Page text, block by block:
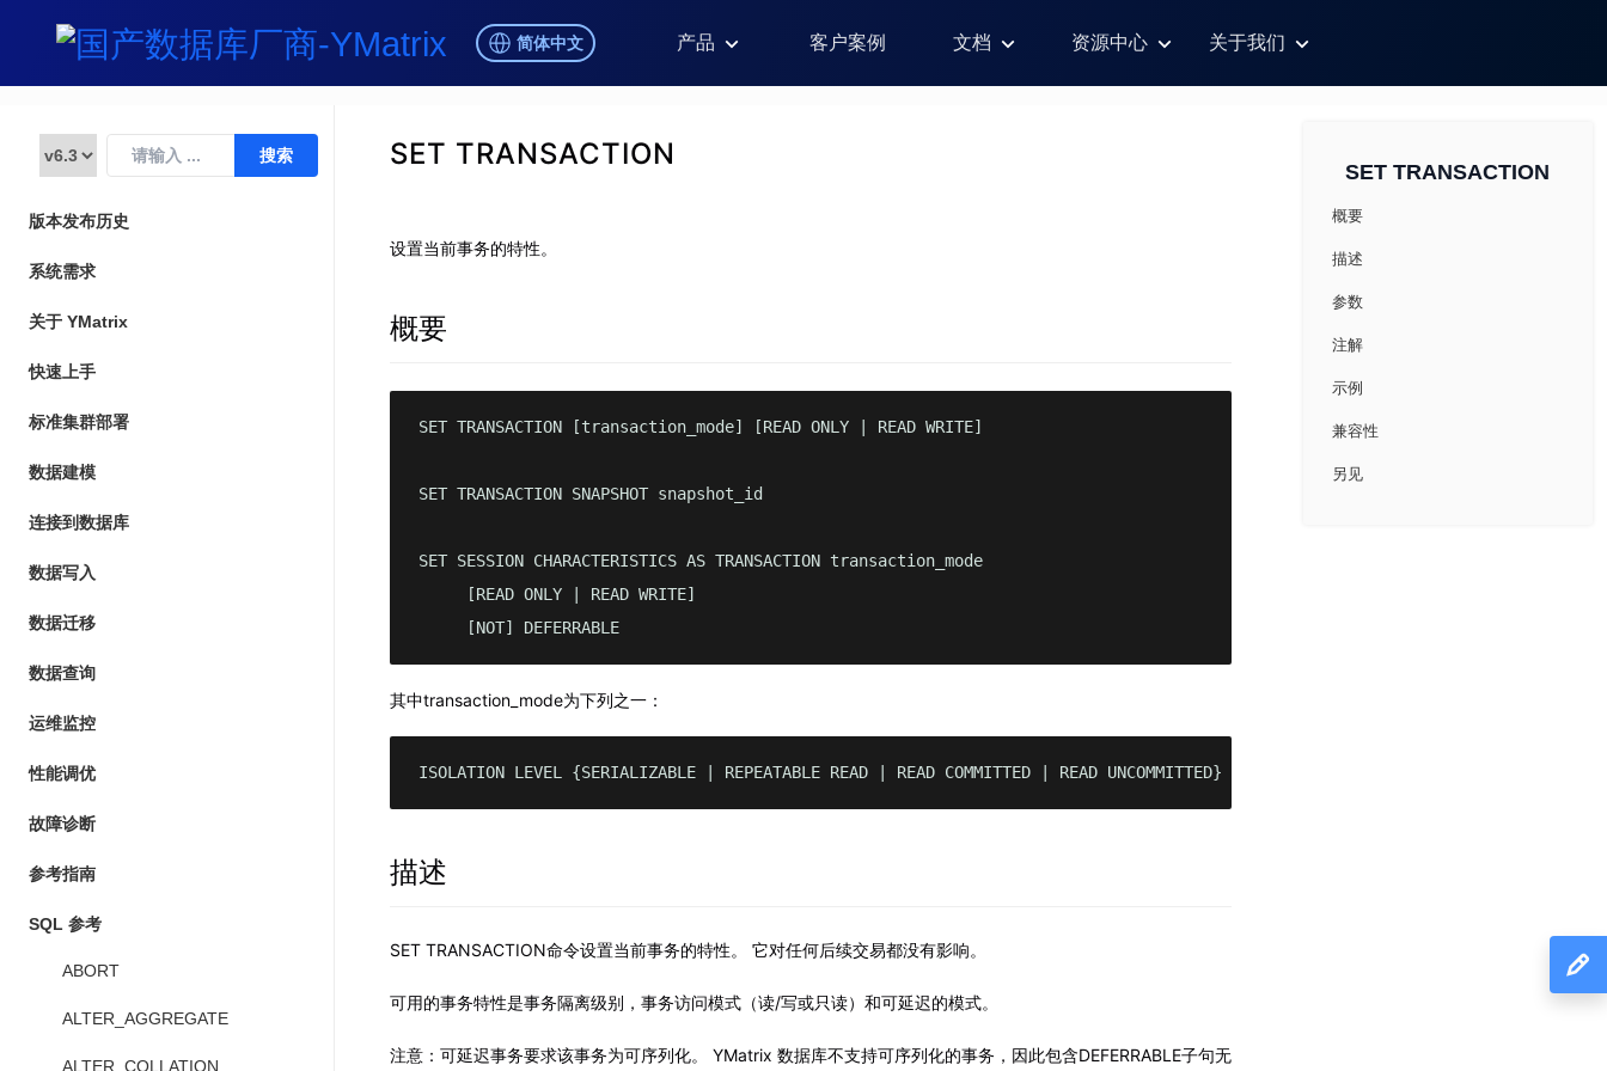
简体中文 产品 客户案例 文档 资源中心 关于我们
版本发布历史
系统需求
关于 YMatrix
快速上手
标准集群部署
数据建模
连接到数据库
数据写入
数据迁移
数据查询
运维监控
性能调优
故障诊断
参考指南
SQL 参考
ABORT
ALTER_AGGREGATE
ALTER_COLLATION
SET TRANSACTION
设置当前事务的特性。
概要
SET TRANSACTION [transaction_mode] [READ ONLY | READ WRITE]
SET TRANSACTION SNAPSHOT snapshot_id
SET SESSION CHARACTERISTICS AS TRANSACTION transaction_mode
     [READ ONLY | READ WRITE]
     [NOT] DEFERRABLE
其中transaction_mode为下列之一：
ISOLATION LEVEL {SERIALIZABLE | REPEATABLE READ | READ COMMITTED | READ UNCOMMITTED}
描述
SET TRANSACTION命令设置当前事务的特性。 它对任何后续交易都没有影响。
可用的事务特性是事务隔离级别，事务访问模式（读/写或只读）和可延迟的模式。
注意：可延迟事务要求该事务为可序列化。 YMatrix 数据库不支持可序列化的事务，因此包含DEFERRABLE子句无
SET TRANSACTION
概要
描述
参数
注解
示例
兼容性
另见